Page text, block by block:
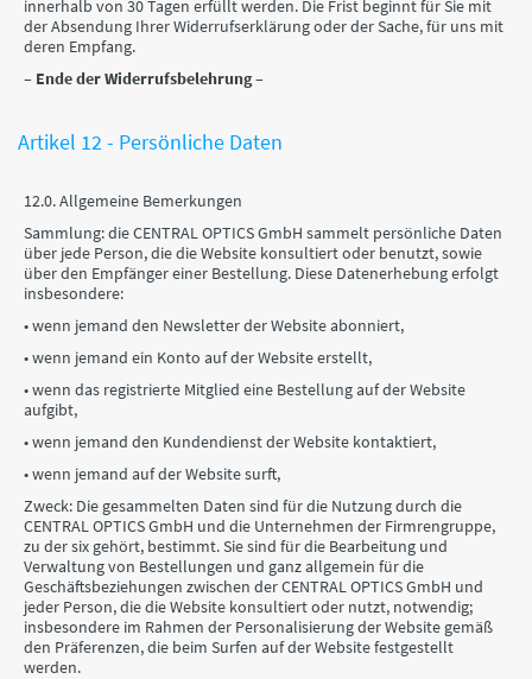
innerhalb von 30 Tagen erfüllt werden. Die Frist beginnt für Sie mit
der Absendung Ihrer Widerrufserklärung oder der Sache, für uns mit
deren Empfang.
– Ende der Widerrufsbelehrung –
Artikel 12 - Persönliche Daten
12.0. Allgemeine Bemerkungen
Sammlung: die CENTRAL OPTICS GmbH sammelt persönliche Daten
über jede Person, die die Website konsultiert oder benutzt, sowie
über den Empfänger einer Bestellung. Diese Datenerhebung erfolgt
insbesondere:
• wenn jemand den Newsletter der Website abonniert,
• wenn jemand ein Konto auf der Website erstellt,
• wenn das registrierte Mitglied eine Bestellung auf der Website
aufgibt,
• wenn jemand den Kundendienst der Website kontaktiert,
• wenn jemand auf der Website surft,
Zweck: Die gesammelten Daten sind für die Nutzung durch die
CENTRAL OPTICS GmbH und die Unternehmen der Firmrengruppe,
zu der six gehört, bestimmt. Sie sind für die Bearbeitung und
Verwaltung von Bestellungen und ganz allgemein für die
Geschäftsbeziehungen zwischen der CENTRAL OPTICS GmbH und
jeder Person, die die Website konsultiert oder nutzt, notwendig;
insbesondere im Rahmen der Personalisierung der Website gemäß
den Präferenzen, die beim Surfen auf der Website festgestellt
werden.